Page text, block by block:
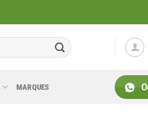
MARQUES